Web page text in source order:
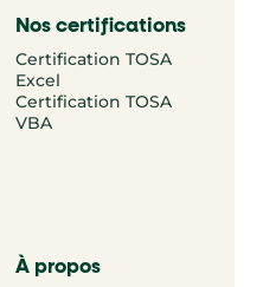
Nos certifications
Certification TOSA
Excel
Certification TOSA
VBA
À propos